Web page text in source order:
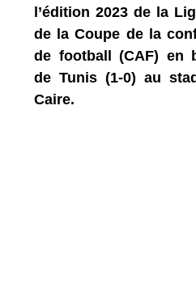
l’édition 2023 de la
de la Coupe de la
de football (CAF) en
de Tunis (1-0) au
Caire.